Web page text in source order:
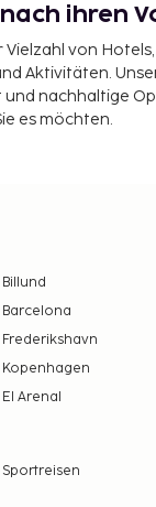
nach ihren
Vielzahl von
Aktivitäten.
nachhaltige
es möchten.
Billund
Barcelona
Frederikshavn
Kopenhagen
El Arenal
Sportreisen